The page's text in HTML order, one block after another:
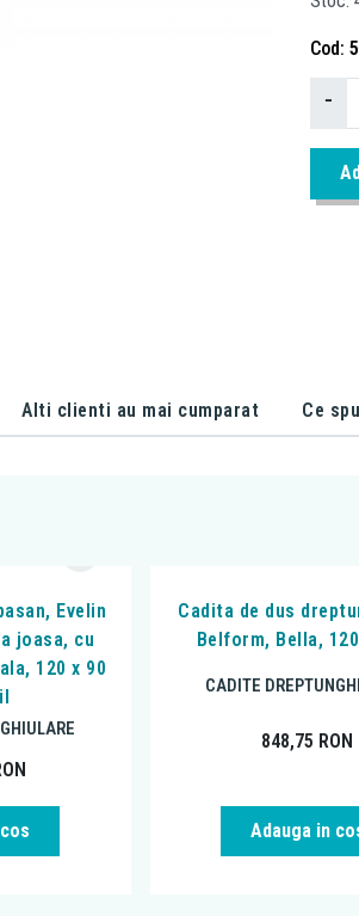
Cod
−
Alti clienti au mai cumparat Ce
Evelin
joasa, cu
120 x 90
Cadita de dus
Belform, Bella,
CADITE
848,75 RON
Adauga in